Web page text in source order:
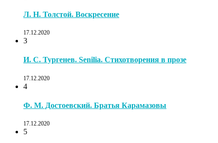
Л. Н. Толстой. Воскресение
17.12.2020
3
И. С. Тургенев. Senilia. Стихотворения в прозе
17.12.2020
4
Ф. М. Достоевский. Братья Карамазовы
17.12.2020
5